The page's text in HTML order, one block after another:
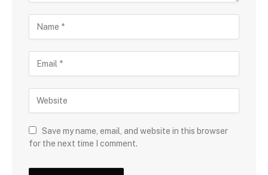
Save my name, email, and website in this browser
for the next time I comment.